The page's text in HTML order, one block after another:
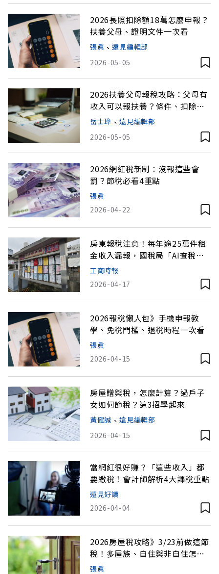
2026長照扣除額18萬怎麼申報？
扶養父母、證明文件一次看
張眞 、遠見編輯部
2026-05-05
2026扶養父母報稅攻略：父母有
收入可以報扶養？條件、扣除額
一次看
岳士瑋 、遠見編輯部
2026-05-05
2026網紅稅新制：沒報這些會
罰？節稅必看4重點
張眞
2026-04-22
房東報稅注意！每年逾25萬件租
金收入漏報，國稅局「AI查稅」
升級別想逃
工商時報
2026-04-17
2026報稅懶人包》手機申報教
學、免稅門檻、退稅時程一次看
張眞
2026-04-15
房屋贈與稅，怎麼計算？過戶子
女如何節稅？這3招學起來
黃健誠 、遠見編輯部
2026-04-15
當網紅很好賺？「這些收入」都
要繳稅！會計師解析4大課稅重點
遠見好讀
2026-04-04
2026房屋稅攻略》3/23前做這節
稅！多屋族、自住與非自住怎麼
報最省？
張眞